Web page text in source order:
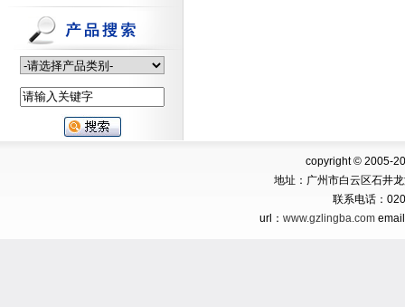
copyright © 2005-
地址：广州市白云区石井
联系电话：
url： www.gzlingba.com